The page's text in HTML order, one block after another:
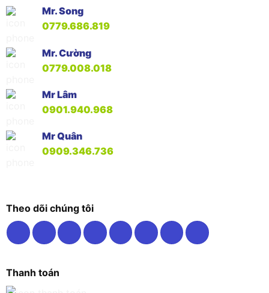
Mr. Song
0779.686.819
Mr. Cường
0779.008.018
Mr Lâm
0901.940.968
Mr Quân
0909.346.736
Theo dõi chúng tôi
Thanh toán